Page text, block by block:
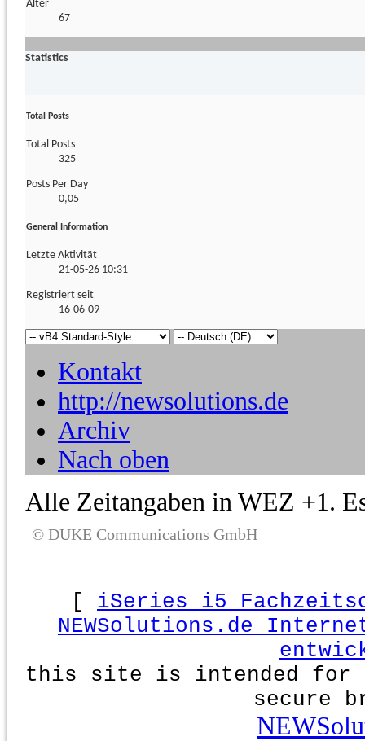
Alter
67
Statistics
Total Posts
Total Posts
325
Posts Per Day
0,05
General Information
Letzte Aktivität
21-05-26 10:31
Registriert seit
16-06-09
Kontakt
http://newsolutions.de
Archiv
Nach oben
Alle Zeitangaben in WEZ +1.
© DUKE Communications GmbH
[ iSeries i5
NEWSolutions.de
this site is intended for
secure